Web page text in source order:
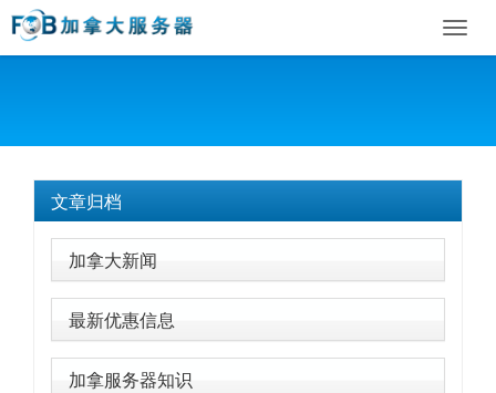
文章归档
加拿大新闻
最新优惠信息
加拿服务器知识